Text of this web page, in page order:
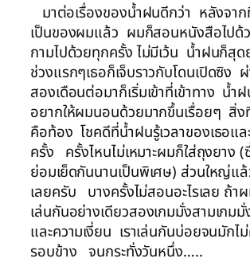
มาต่อเรื่องของน้ำฝนดีกว่า หลังจา
เป็นของผมแล้ว ผมก็สอนหนังสือไปด้ว
กามไปด้วยทุกครั้ง ไม่มีเว้น น้ำฝนก็สุ
ช่วงแรกๆเธอก็เจ็บราวกับโดนเปิดซิง
สองเดือนต่อมาก็เริ่มเข้าที่เข้าทาง น้ำ
อยากให้ผมนอนด้วยมากขึ้นเรื่อยๆ สิ่ง
คือท้อง โชคดีที่น้ำฝนรู้เวลาของเธอแล
ครั้ง ครั้งไหนไม่เหมาะผมก็ใส่ถุงยาง
ย่อมเย็ดกันนานเป็นพิเศษ) ส่วนใหญ่แ
เลยครับ บางครั้งไม่สอนอะไรเลย ถ้า
เล่นกันอย่างเดียวสองเกมมั่งสามเกมมั่
และความเงี่ยน เราเล่นกันบ่อยจนมักไ
รอบข้าง จนกระทั่งวันหนึ่ง…..